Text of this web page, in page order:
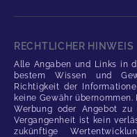
RECHTLICHER HINWEIS
Alle Angaben und Links in
bestem Wissen und
Richtigkeit der
keine Gewähr
Werbung oder Angebot
Vergangenheit ist kein
zukünftige